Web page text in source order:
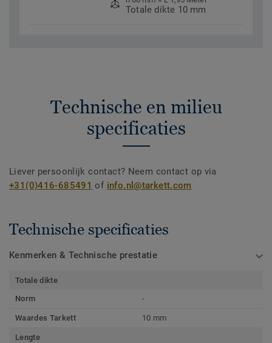
Totale dikte 10 mm
Technische en milieu
specificaties
Liever persoonlijk contact? Neem contact op via
+31(0)416-685491 of info.nl@tarkett.com
Technische specificaties
Kenmerken & Technische prestatie
Totale dikte
Norm
-
Waardes Tarkett 10 mm
Lengte